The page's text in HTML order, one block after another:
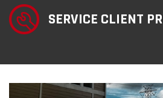
SERVICE CLIENT